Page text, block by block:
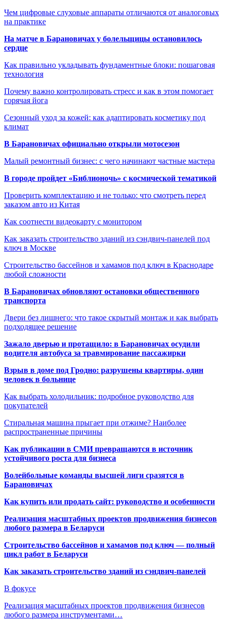
Чем цифровые слуховые аппараты отличаются от аналоговых
на практике
На матче в Барановичах у болельщицы остановилось
сердце
Как правильно укладывать фундаментные блоки: пошаговая
технология
Почему важно контролировать стресс и как в этом помогает
горячая йога
Сезонный уход за кожей: как адаптировать косметику под
климат
В Барановичах официально открыли мотосезон
Малый ремонтный бизнес: с чего начинают частные мастера
В городе пройдет «Библионочь» с космической тематикой
Проверить комплектацию и не только: что смотреть перед
заказом авто из Китая
Как соотнести видеокарту с монитором
Как заказать строительство зданий из сэндвич-панелей под
ключ в Москве
Строительство бассейнов и хамамов под ключ в Краснодаре
любой сложности
В Барановичах обновляют остановки общественного
транспорта
Двери без лишнего: что такое скрытый монтаж и как выбрать
подходящее решение
Зажало дверью и протащило: в Барановичах осудили
водителя автобуса за травмирование пассажирки
Взрыв в доме под Гродно: разрушены квартиры, один
человек в больнице
Как выбрать холодильник: подробное руководство для
покупателей
Стиральная машина прыгает при отжиме? Наиболее
распространенные причины
Как публикации в СМИ превращаются в источник
устойчивого роста для бизнеса
Волейбольные команды высшей лиги сразятся в
Барановичах
Как купить или продать сайт: руководство и особенности
Реализация масштабных проектов продвижения бизнесов
любого размера в Беларуси
Строительство бассейнов и хамамов под ключ — полный
цикл работ в Беларуси
Как заказать строительство зданий из сэндвич-панелей
В фокусе
Реализация масштабных проектов продвижения бизнесов
любого размера инструментами…